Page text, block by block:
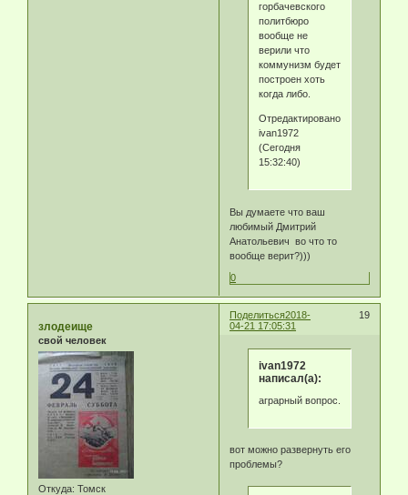
горбачевского
политбюро
вообще не
верили что
коммунизм будет
построен хоть
когда либо.
Отредактировано
ivan1972
(Сегодня
15:32:40)
Вы думаете что ваш
любимый Дмитрий
Анатольевич во что то
вообще верит?)))
0
Поделиться 19
2018-
04-21 17:05:31
злодеище
свой человек
Откуда: Томск
ivan1972
написал(а):
аграрный вопрос.
вот можно развернуть его
проблемы?